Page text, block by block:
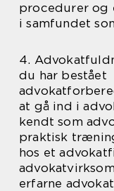
procedurer og
i samfundet
4.
du har bestået
at gå ind i
kendt som
praktisk
hos et
erfarne